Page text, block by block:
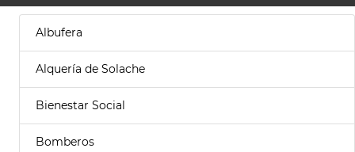
Albufera
Alquería de Solache
Bienestar Social
Bomberos